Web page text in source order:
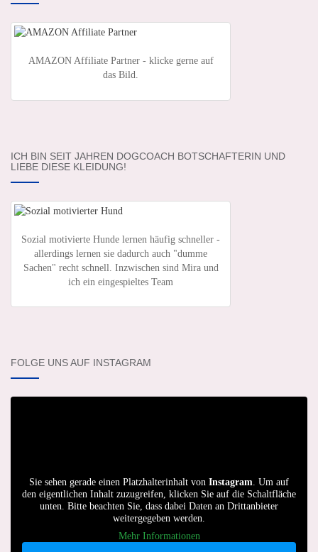
AMAZON Affiliate Partner - klicke gerne auf
das Bild.
ICH BIN SEIT JAHREN DOGCOACH BOTSCHAFTERIN UND
LIEBE DIESE KLEIDUNG!
Sozial motivierte Hunde lernen häufig schneller -
allerdings lernen sie dadurch auch "dumme
Sachen" recht schnell. Inzwischen sind Mira und
ich ein eingespieltes Team
FOLGE UNS AUF INSTAGRAM
Sie sehen gerade einen Platzhalterinhalt von Instagram. Um auf
den eigentlichen Inhalt zuzugreifen, klicken Sie auf die Schaltfläche
unten. Bitte beachten Sie, dass dabei Daten an Drittanbieter
weitergegeben werden.
Mehr Informationen